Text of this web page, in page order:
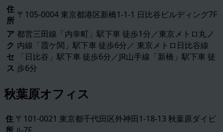
住
所
〒105-0004 東京都港区新橋1-1-1 日比谷ビルディング7F
ア
ク
セ
ス
都営三田線「内幸町」駅下車 徒歩1分／東京メトロ丸ノ
内線「霞ケ関」駅下車 徒歩6分／ 東京メトロ日比谷線
「日比谷」駅下車 徒歩6分／JR山手線「新橋」駅下車 徒
歩6分
秋葉原オフィス
住 〒101-0021 東京都千代田区外神田1-18-13 秋葉原ダイビ